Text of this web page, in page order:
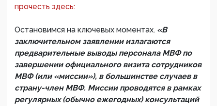
прочесть здесь:
Остановимся на ключевых моментах. «В
заключительном заявлении излагаются
предварительные выводы персонала МВФ по
завершении официального визита сотрудников
МВФ (или «миссии»), в большинстве случаев в
страну-член МВФ. Миссии проводятся в рамках
регулярных (обычно ежегодных) консультаций